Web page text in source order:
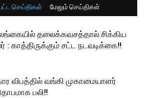
செய்திகள் மேலும் செய்திகள்
தலைக்கவசத்தால் சிக்கிய
: காத்திருக்கும் சட்ட நடவடிக்கை!!
விபத்தில் வங்கி முகாமையாளர்
பலி!!